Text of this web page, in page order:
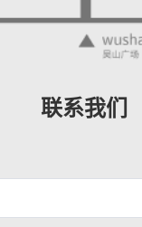
联系我们